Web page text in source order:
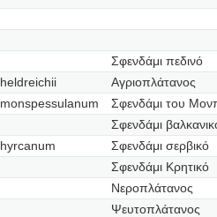
Σφενδάμι πεδινό
heldreichii
Αγριοπλάτανος
monspessulanum
Σφενδάμι του
Σφενδάμι
hyrcanum
Σφενδάμι σερβικό
Σφενδάμι Κρητικό
Νεροπλάτανος
Ψευτοπλάτανος